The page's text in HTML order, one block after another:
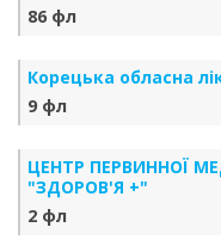
86 фл
Корецька обласна
9 фл
ЦЕНТР ПЕРВИННОЇ
"ЗДОРОВ'Я +"
2 фл